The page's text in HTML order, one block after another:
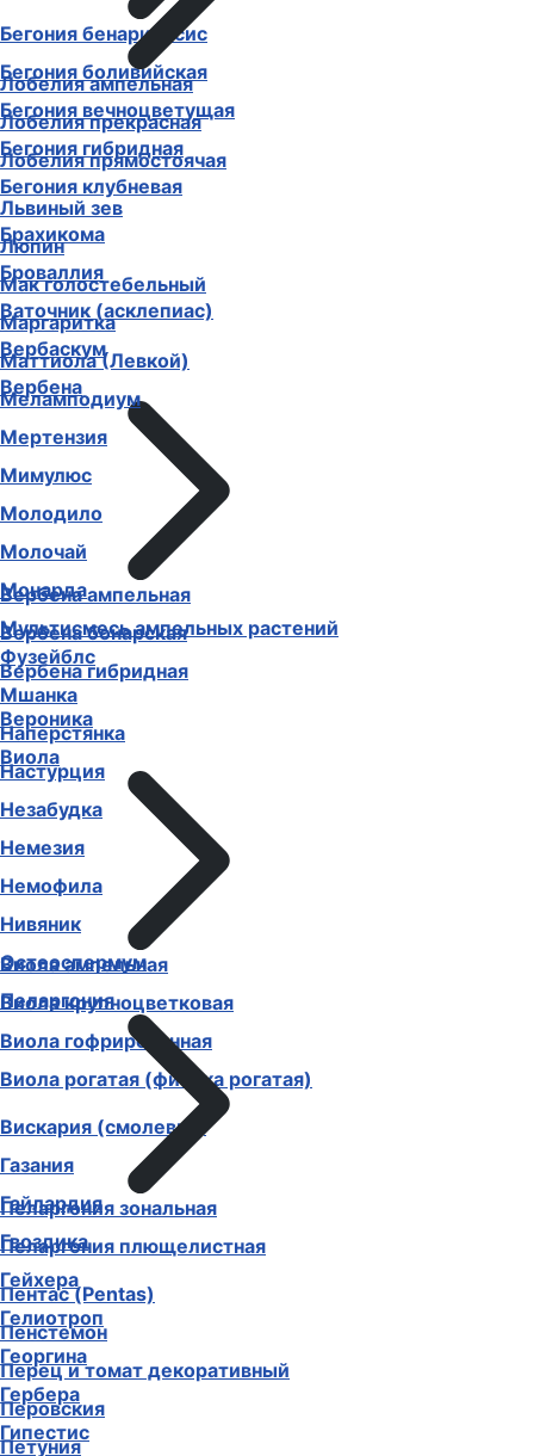
Бегония бенариенсис
Бегония боливийская
Бегония вечноцветущая
Бегония гибридная
Бегония клубневая
Брахикома
Броваллия
Ваточник (асклепиас)
Вербаскум
Вербена
Вербена ампельная
Вербена бонарская
Вербена гибридная
Вероника
Виола
Виола ампельная
Виола крупноцветковая
Виола гофрированная
Виола рогатая (фиалка рогатая)
Вискария (смолевка)
Газания
Гайлардия
Гвоздика
Гейхера
Гелиотроп
Георгина
Гербера
Гипестис
Лобелия ампельная
Лобелия прекрасная
Лобелия прямостоячая
Львиный зев
Люпин
Мак голостебельный
Маргаритка
Маттиола (Левкой)
Меламподиум
Мертензия
Мимулюс
Молодило
Молочай
Монарда
Мультисмесь ампельных растений
Фузейблс
Мшанка
Наперстянка
Настурция
Незабудка
Немезия
Немофила
Нивяник
Остеоспермум
Пеларгония
Пеларгония зональная
Пеларгония плющелистная
Пентас (Pentas)
Пенстемон
Перец и томат декоративный
Перовския
Петуния